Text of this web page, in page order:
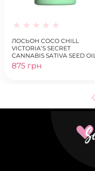
ЛОСЬОН COCO CHILL
VICTORIA’S SECRET
CANNABIS SATIVA SEED OIL
875 грн